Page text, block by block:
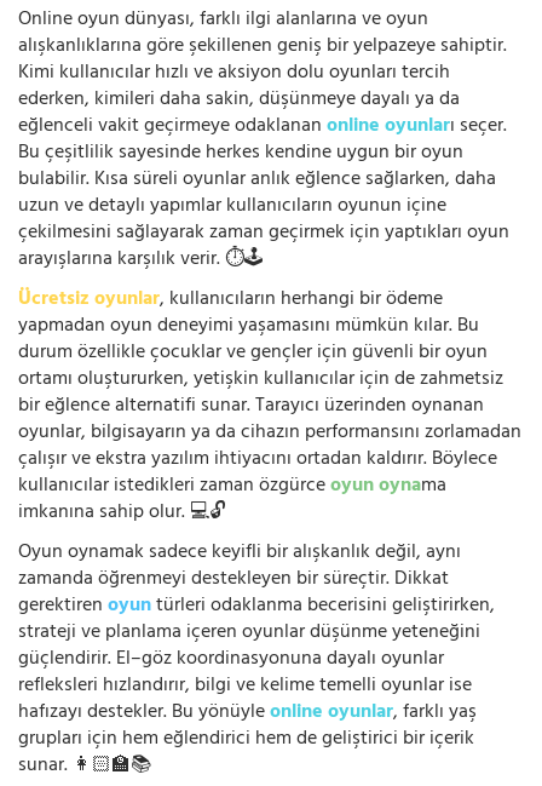
Online oyun dünyası, farklı ilgi alanlarına ve oyun
alışkanlıklarına göre şekillenen geniş bir yelpazeye sahiptir.
Kimi kullanıcılar hızlı ve aksiyon dolu oyunları tercih
ederken, kimileri daha sakin, düşünmeye dayalı ya da
eğlenceli vakit geçirmeye odaklananonline oyunları seçer.
Bu çeşitlilik sayesinde herkes kendine uygun bir oyun
bulabilir. Kısa süreli oyunlar anlık eğlence sağlarken, daha
uzun ve detaylı yapımlar kullanıcıların oyunun içine
çekilmesini sağlayarak zaman geçirmek için yaptıkları oyun
arayışlarına karşılık verir. ⏱️🕹️
Ücretsiz oyunlar, kullanıcıların herhangi bir ödeme
yapmadan oyun deneyimi yaşamasını mümkün kılar. Bu
durum özellikle çocuklar ve gençler için güvenli bir oyun
ortamı oluştururken, yetişkin kullanıcılar için de zahmetsiz
bir eğlence alternatifi sunar. Tarayıcı üzerinden oynanan
oyunlar, bilgisayarın ya da cihazın performansını zorlamadan
çalışır ve ekstra yazılım ihtiyacını ortadan kaldırır. Böylece
kullanıcılar istedikleri zaman özgürceoyun oynama
imkanına sahip olur. 💻🔓
Oyun oynamak sadece keyifli bir alışkanlık değil, aynı
zamanda öğrenmeyi destekleyen bir süreçtir. Dikkat
gerektirenoyuntürleri odaklanma becerisini geliştirirken,
strateji ve planlama içeren oyunlar düşünme yeteneğini
güçlendirir. El–göz koordinasyonuna dayalı oyunlar
refleksleri hızlandırır, bilgi ve kelime temelli oyunlar ise
hafızayı destekler. Bu yönüyleonline oyunlar, farklı yaş
grupları için hem eğlendirici hem de geliştirici bir içerik
sunar. 👩🏻‍🏫📚